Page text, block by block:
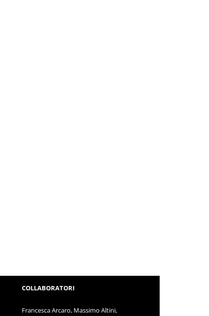
COLLABORATORI
Francesca Arcaro, Massimo Altini,